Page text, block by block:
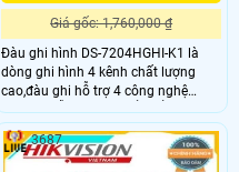
Giá gốc: 1,760,000 ₫
Đàu ghi hình DS-7204HGHI-K1 là
dòng ghi hình 4 kênh chất lượng
cao,đàu ghi hỗ trợ 4 công nghệ
camera dễ dàng chuyển dổi HDTVI,
HDCVI, AHD, Analog.Hỗ trợ ổ cứng
tối da 10TB,đầu ghi phù hợp cho
các công trình dự án nhỏ,phù hợp
3687